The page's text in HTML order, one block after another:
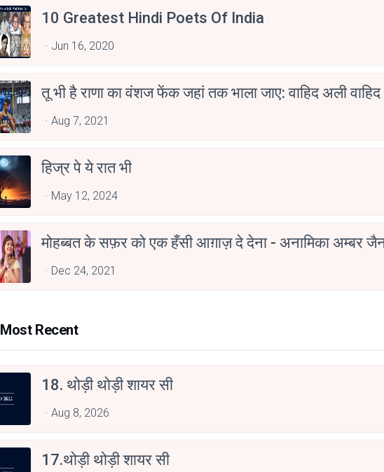
10 Greatest Hindi Poets Of India
Jun 16, 2020
तू भी है राणा का वंशज फेंक जहां तक भाला जाए: वाहिद अली वाहिद
Aug 7, 2021
हिज्र पे ये रात भी
May 12, 2024
मोहब्बत के सफ़र को एक हँसी आग़ाज़ दे देना - अनामिका अम्बर
Dec 24, 2021
Most Recent
18. थोड़ी थोड़ी शायर सी
Aug 8, 2026
17.थोड़ी थोड़ी शायर सी